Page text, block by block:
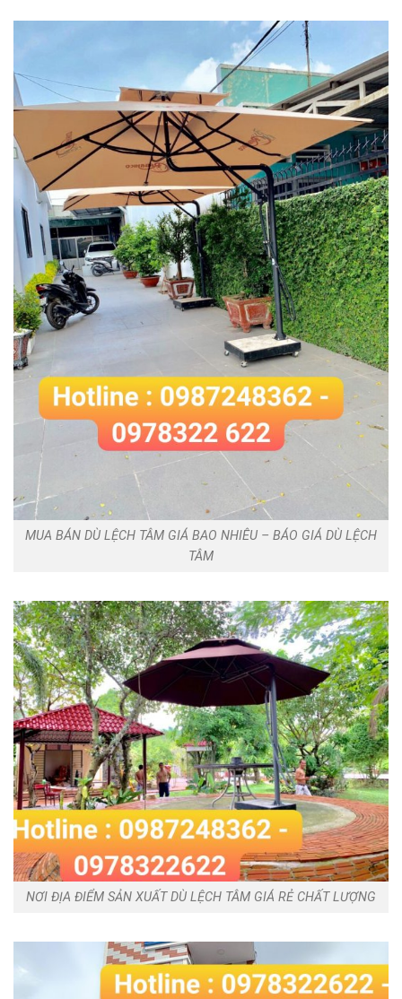
MUA BÁN DÙ LỆCH TÂM GIÁ BAO NHIÊU – BÁO GIÁ DÙ LỆCH
TÂM
NƠI ĐỊA ĐIỂM SẢN XUẤT DÙ LỆCH TÂM GIÁ RẺ CHẤT LƯỢNG